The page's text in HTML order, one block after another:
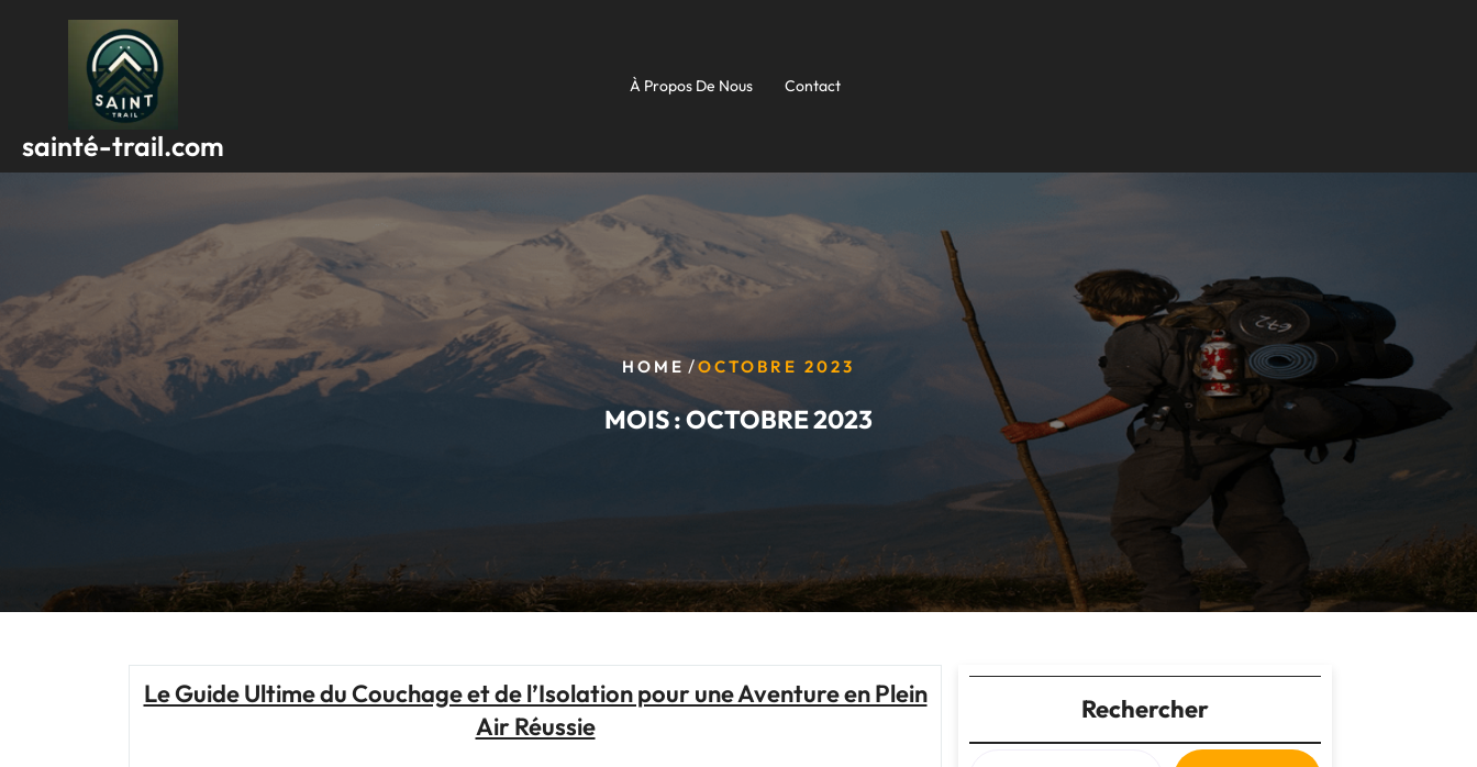
sainté-trail.com
À Propos De Nous Contact
HOME /OCTOBRE 2023
MOIS :OCTOBRE 2023
Le Guide Ultime du Couchage et de l’Isolation pour une Aventure en Plein
Air Réussie
Rechercher